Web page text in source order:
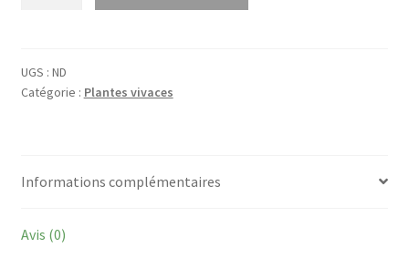
'Flower
of
UGS : ND
Catégorie : Plantes vivaces
Informations complémentaires
Avis (0)